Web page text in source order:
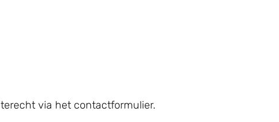
terecht via het contactformulier.